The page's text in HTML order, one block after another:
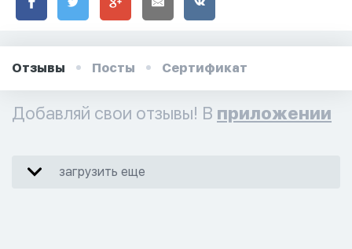
Отзывы Посты Сертификат
Добавляй свои отзывы! В приложении
загрузить еще